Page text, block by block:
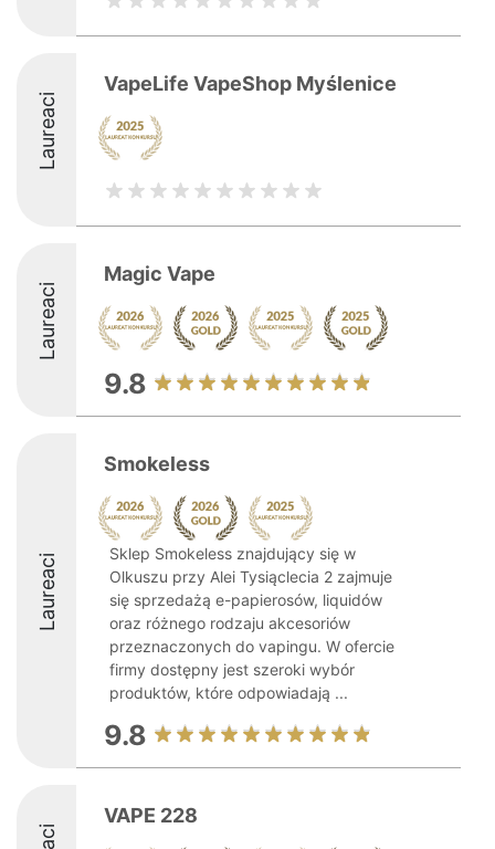
Laureaci
VapeLife VapeShop Myślenice
Laureaci
Magic Vape
9.8
Laureaci
Smokeless
Sklep Smokeless znajdujący się w
Olkuszu przy Alei Tysiąclecia 2 zajmuje
się sprzedażą e-papierosów, liquidów
oraz różnego rodzaju akcesoriów
przeznaczonych do vapingu. W ofercie
firmy dostępny jest szeroki wybór
produktów, które odpowiadają ...
9.8
VAPE 228